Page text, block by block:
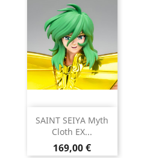
SAINT SEIYA Myth
Cloth EX...
Prix
169,00 €